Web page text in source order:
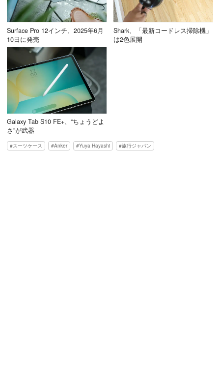
Surface Pro 12インチ、2025年6月
10日に発売
Shark、「最新コードレス掃除機」
は2色展開
Galaxy Tab S10 FE+、“ちょうどよ
さ”が武器
スーツケース Anker Yuya Hayashi 旅行ジャパン